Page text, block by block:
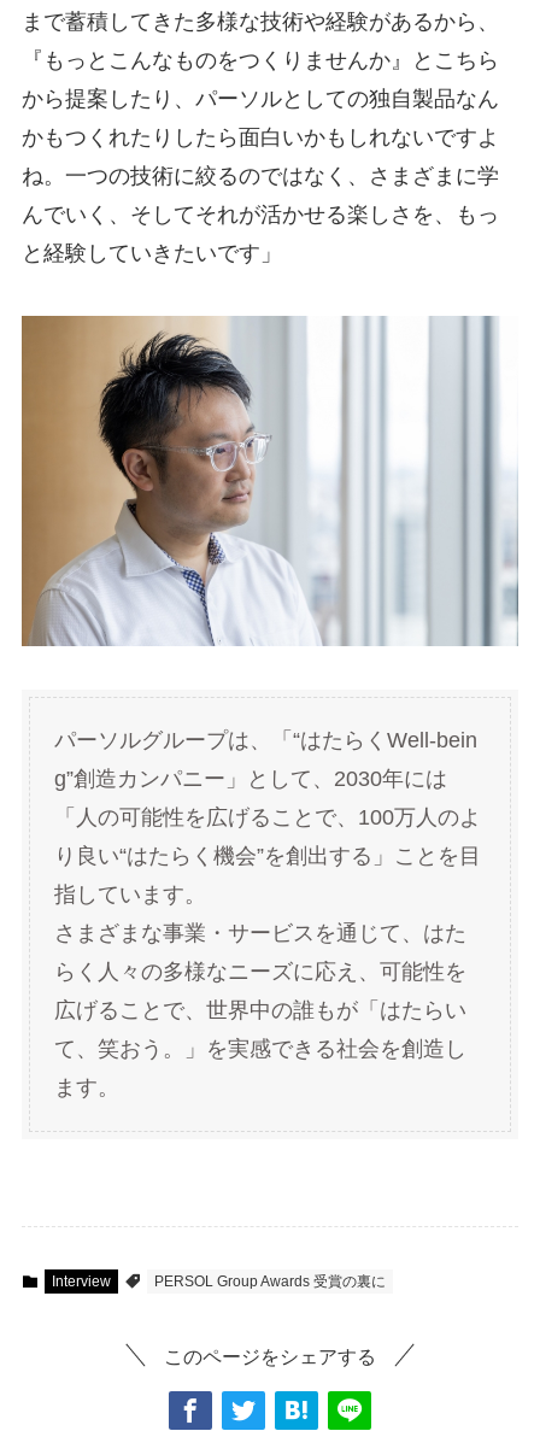
まで蓄積してきた多様な技術や経験があるから、
『もっとこんなものをつくりませんか』とこちら
から提案したり、パーソルとしての独自製品なん
かもつくれたりしたら面白いかもしれないですよ
ね。一つの技術に絞るのではなく、さまざまに学
んでいく、そしてそれが活かせる楽しさを、もっ
と経験していきたいです」
パーソルグループは、「“はたらくWell-bein
g”創造カンパニー」として、2030年には
「人の可能性を広げることで、100万人のよ
り良い“はたらく機会”を創出する」ことを目
指しています。
さまざまな事業・サービスを通じて、はた
らく人々の多様なニーズに応え、可能性を
広げることで、世界中の誰もが「はたらい
て、笑おう。」を実感できる社会を創造し
ます。
Interview PERSOL Group Awards 受賞の裏に
このページをシェアする